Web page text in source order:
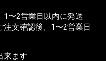
1〜2営業日以内に発送
注文確認後、1〜2営業日
来ます